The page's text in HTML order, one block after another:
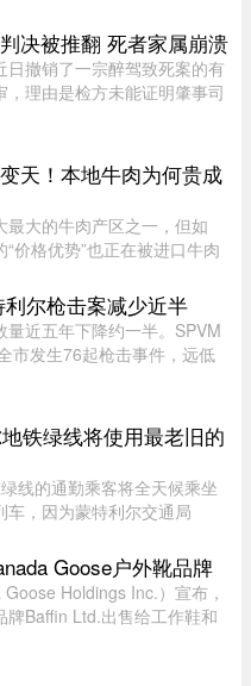
和拍摄，却迟迟没有人上前制
，事件发 ...
决被推翻 死者家属崩溃
日撤销了一宗醉驾致死案的有
，理由是检方未能证明肇事司
板车行驶在Sai ...
天！本地牛肉为何贵成
最大的牛肉产区之一，但如
价格优势”也正在被进口牛肉
量进入市场，部分产品甚至
斤便宜 ...
尔枪击案减少近半
量近五年下降约一半。SPVM
市发生76起枪击事件，远低
严厉刑罚， ...
铁绿线将使用最老旧的
线的通勤乘客将全天候乘坐
车，因为蒙特利尔交通局
线通车时，STM 将把现代化
往蓝线。作为 ...
Goose户外靴品牌
Holdings Inc.）宣布，
牌Baffin Ltd.出售给工作鞋和